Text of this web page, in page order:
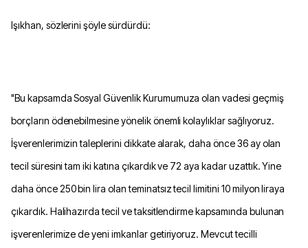
Işıkhan, sözlerini şöyle sürdürdü:
"Bu kapsamda Sosyal Güvenlik Kurumumuza olan vadesi geçmiş
borçların ödenebilmesine yönelik önemli kolaylıklar sağlıyoruz.
İşverenlerimizin taleplerini dikkate alarak, daha önce 36 ay olan
tecil süresini tam iki katına çıkardık ve 72 aya kadar uzattık. Yine
daha önce 250 bin lira olan teminatsız tecil limitini 10 milyon liraya
çıkardık. Halihazırda tecil ve taksitlendirme kapsamında bulunan
işverenlerimize de yeni imkanlar getiriyoruz. Mevcut tecilli